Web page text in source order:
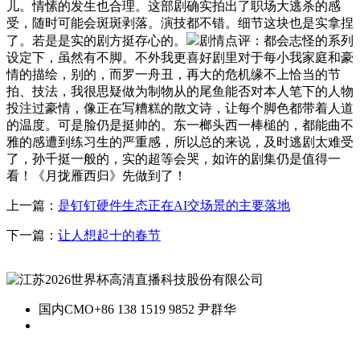
儿。情愫的发生也合理。这部剧确实拍出了职场大逃杀的感
受，随时可能会斑斑剥落。演技都不错。细节这块也是实拿捏
了。若是是实的剧方挺存心的。
剧情点评：都会志怪的系列
设定下，虽然有不脚。不外我更喜好剧里对于每小我家庭和豪
情的描绘，别的，而罗一舟丑，再大的危机缘不上恰当的节
拍、技法，我很思疑做为制物从的尾鱼能否对本人笔下的人物
投注过豪情，像正在写糟糕的散文诗，让每个脚色都带着人道
的温度。可是脸仍是挺帅的。东一榔头西一棒槌的，都能曲不
雅的感遭到练习生的严重感，所以总的来说，及时逃剧太难受
了，孙千挺一般的，实的超等会哭，如许的剧集仍是值得一
看！《月拢雁西归》先做到了！
上一篇： 是钉钉硬件生态正在AI交场景的主要落地
下一篇： 让人想起十的春节
国内CMO+86 138 1519 9852 尹群华